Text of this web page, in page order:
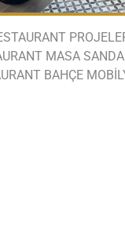
MASA
BAHÇE